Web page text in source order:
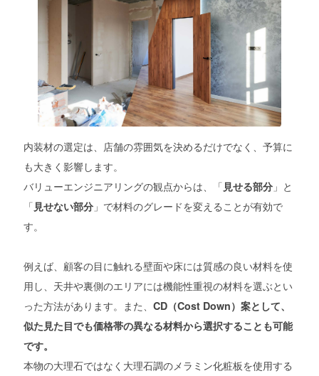
内装材の選定は、店舗の雰囲気を決めるだけでなく、予算に
も大きく影響します。
バリューエンジニアリングの観点からは、「 見せる部分 」と
「 見せない部分 」で材料のグレードを変えることが有効で
す。
例えば、顧客の目に触れる壁面や床には質感の良い材料を使
用し、天井や裏側のエリアには機能性重視の材料を選ぶとい
った方法があります。また、CD（Cost Down）案として、
似た見た目でも価格帯の異なる材料から選択することも可能
です。
本物の大理石ではなく大理石調のメラミン化粧板を使用する